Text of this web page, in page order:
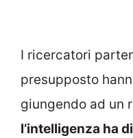
I ricercatori
presupposto
giungendo ad un
l’intelligenza ha